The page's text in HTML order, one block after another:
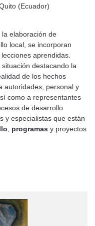
(Ecuador)
elaboración de
local, se incorporan
aprendidas.
destacando la
de los hechos
autoridades, personal y
como a representantes
de desarrollo
y especialistas que están
programas y proyectos